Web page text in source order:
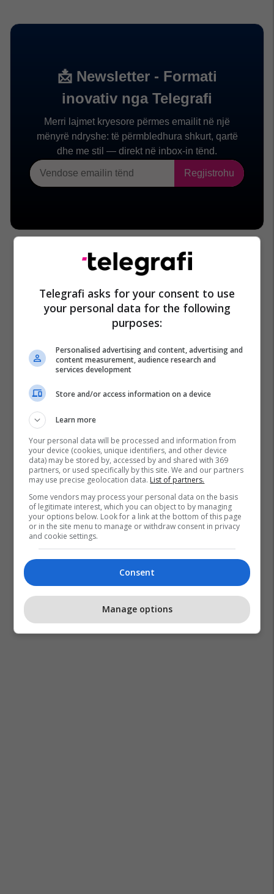
Telegrafi asks for your consent to use
your personal data for the following
purposes:
Personalised advertising and content, advertising and
content measurement, audience research and
services development
Store and/or access information on a device
Learn more
Your personal data will be processed and information from
your device (cookies, unique identifiers, and other device
data) may be stored by, accessed by and shared with 369
partners, or used specifically by this site. We and our partners
may use precise geolocation data. List of partners.
Some vendors may process your personal data on the basis
of legitimate interest, which you can object to by managing
your options below. Look for a link at the bottom of this page
or in the site menu to manage or withdraw consent in privacy
and cookie settings.
Consent
Manage options